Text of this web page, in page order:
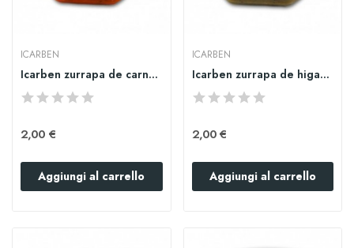
ICARBEN
Icarben zurrapa de carne en manteca colorá 125gr
2,00 €
Aggiungi al carrello
ICARBEN
Icarben zurrapa de higado 125gr
2,00 €
Aggiungi al carrello